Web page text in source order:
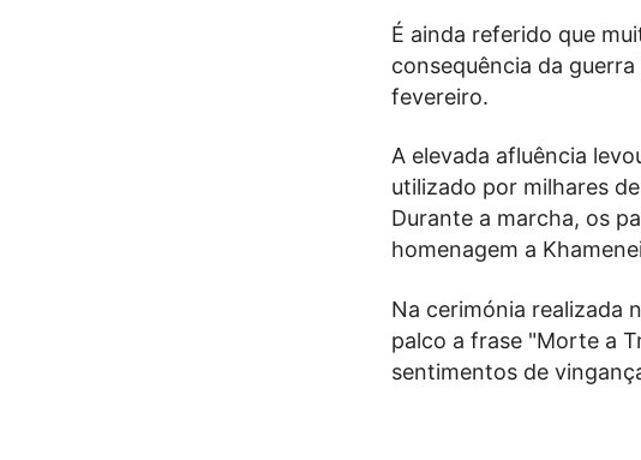
É ainda referido que
consequência da
fevereiro.
A elevada afluência
utilizado por milhares
Durante a marcha, os
homenagem a
Na cerimónia realizada
palco a frase "Morte a
sentimentos de